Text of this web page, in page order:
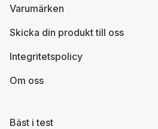
Bäst i test
Varumärken
Skicka din produkt till oss
Integritetspolicy
Om oss